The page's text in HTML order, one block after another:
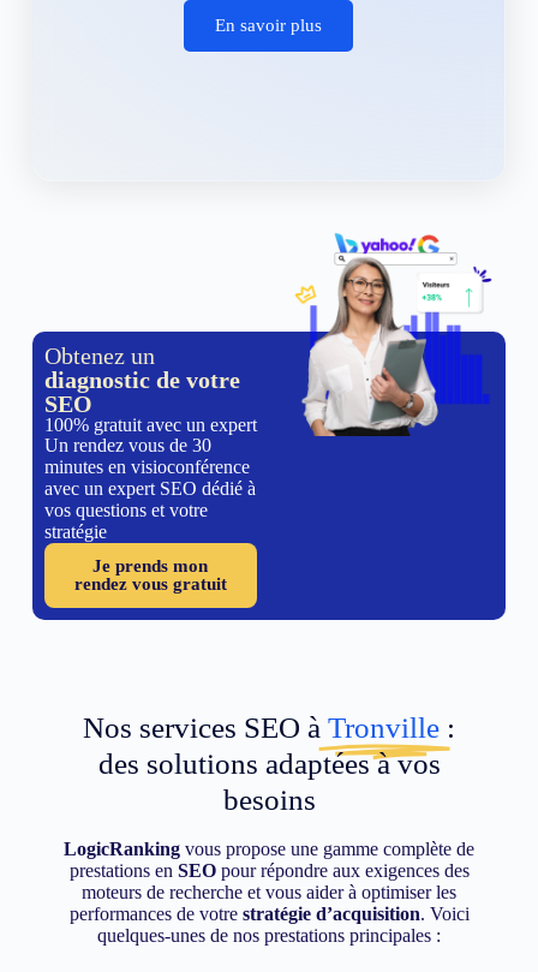
En savoir plus
Obtenez un
diagnostic de votre
SEO
100% gratuit avec un expert
Un rendez vous de 30
minutes en visioconférence
avec un expert SEO dédié à
vos questions et votre
stratégie
Je prends mon
rendez vous gratuit
Nos services SEO à Tronville :
des solutions adaptées à vos
besoins
LogicRanking vous propose une gamme complète de
prestations en SEOpour répondre aux exigences des
moteurs de recherche et vous aider à optimiser les
performances de votre stratégie d’acquisition. Voici
quelques-unes de nos prestations principales :